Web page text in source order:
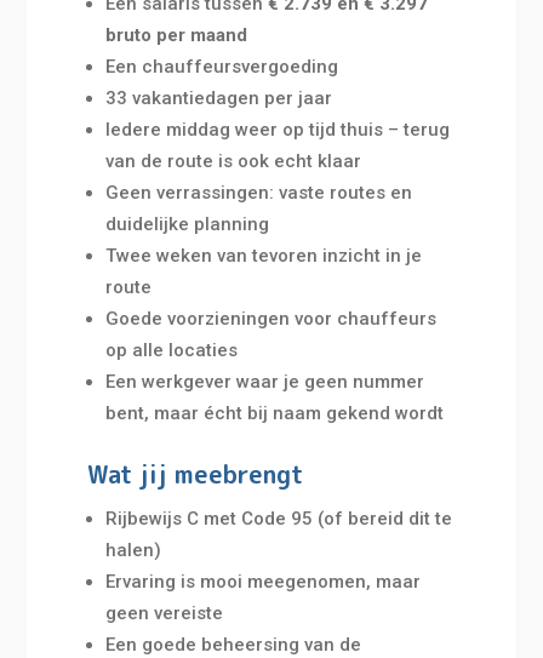
bruto per maand
Een chauffeursvergoeding
33 vakantiedagen per jaar
Iedere middag weer op tijd thuis – terug
van de route is ook echt klaar
Geen verrassingen: vaste routes en
duidelijke planning
Twee weken van tevoren inzicht in je
route
Goede voorzieningen voor chauffeurs
op alle locaties
Een werkgever waar je geen nummer
bent, maar écht bij naam gekend wordt
Wat jij meebrengt
Rijbewijs C met Code 95 (of bereid dit te
halen)
Ervaring is mooi meegenomen, maar
geen vereiste
Een goede beheersing van de